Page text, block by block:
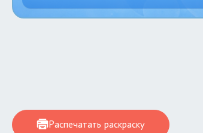
Распечатать раскраску